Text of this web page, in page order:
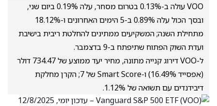
VOO עולה ב-0.13% בטרום מסחר, עלה 0.19% ביום שני,
ובסך הכול עלה 0.89% ב-5 הימים האחרונים ו-18.12%
מתחילת השנה; המשקיעים ממתינים להחלטת ריבית בישיבת
ועדת השוק הפתוח שתיפתח ב-9 בדצמבר.
ל-VOO דירוג קנייה מתונה, מחיר יעד ממוצע של 734.47 דולר
(אפסייד 16.49%) ו-Smart Score של 7; הקרן מחלקת
דיבידנדים עם תשואה של 1.12%.